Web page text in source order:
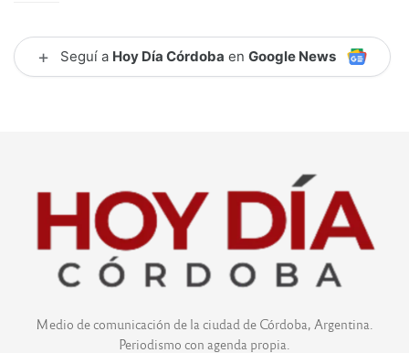
+ Seguí a Hoy Día Córdoba en Google News
Medio de comunicación de la ciudad de Córdoba, Argentina.
Periodismo con agenda propia.